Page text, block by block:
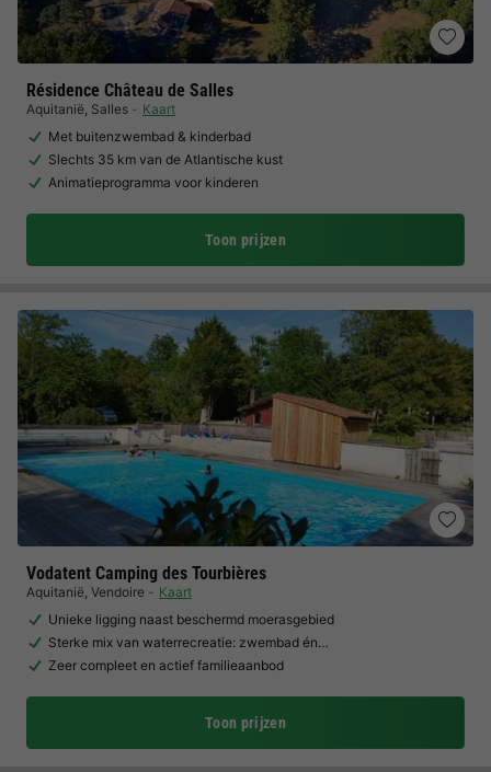
Résidence Château de Salles
Aquitanië, Salles
Kaart
Met buitenzwembad & kinderbad
Slechts 35 km van de Atlantische kust
Animatieprogramma voor kinderen
Toon prijzen
Vodatent Camping des Tourbières
Aquitanië, Vendoire
Kaart
Unieke ligging naast beschermd moerasgebied
Sterke mix van waterrecreatie: zwembad én…
Zeer compleet en actief familieaanbod
Toon prijzen